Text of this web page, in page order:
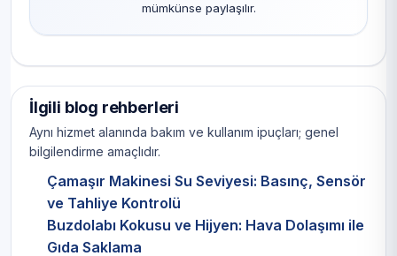
mümkünse paylaşılır.
İlgili blog rehberleri
Aynı hizmet alanında bakım ve kullanım ipuçları; genel
bilgilendirme amaçlıdır.
Çamaşır Makinesi Su Seviyesi: Basınç, Sensör
ve Tahliye Kontrolü
Buzdolabı Kokusu ve Hijyen: Hava Dolaşımı ile
Gıda Saklama